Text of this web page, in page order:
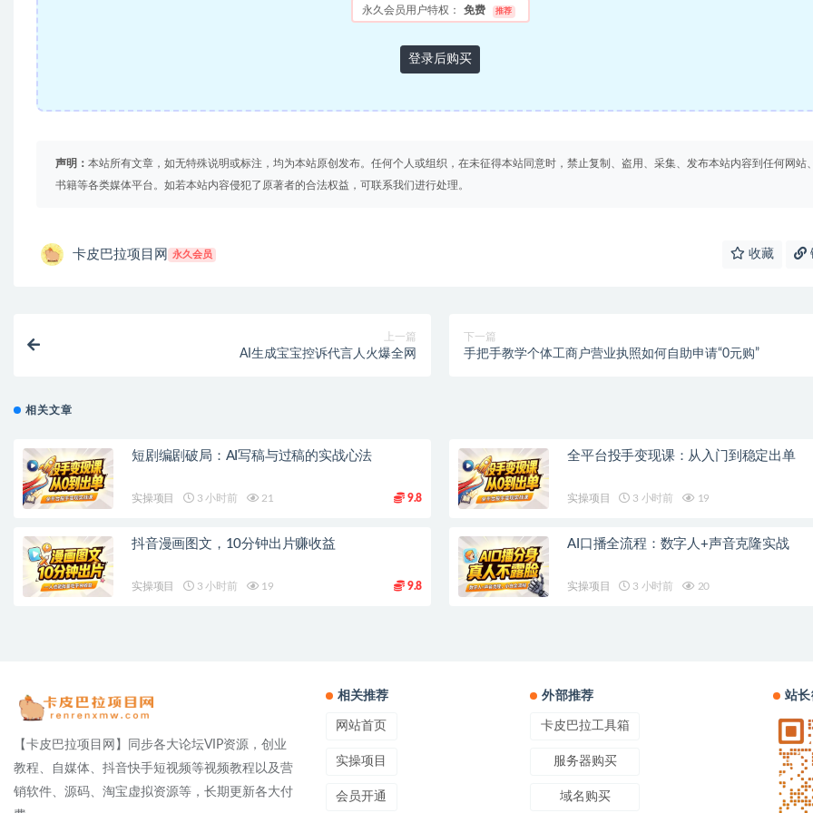
永久会员用户特权： 免费 推荐
登录后购买
声明： 本站所有文章，如无特殊说明或标注，均为本站原创发布。任何个人或组织，在未征得本站同意时，禁止复制、盗用、采集、发布本站内容到任何网站
书籍等各类媒体平台。如若本站内容侵犯了原著者的合法权益，可联系我们进行处理。
卡皮巴拉项目网 永久会员 收藏
上一篇
AI生成宝宝控诉代言人火爆全网
下一篇
手把手教学个体工商户营业执照如何自助申请“0元购”
相关文章
短剧编剧破局：AI写稿与过稿的实战心法
实操项目 3 小时前 21 9.8
全平台投手变现课：从入门到稳定出单
实操项目 3 小时前 19
抖音漫画图文，10分钟出片赚收益
实操项目 3 小时前 19 9.8
AI口播全流程：数字人+声音克隆实战
实操项目 3 小时前 20
【卡皮巴拉项目网】同步各大论坛VIP资源，创业
教程、自媒体、抖音快手短视频等视频教程以及营
销软件、源码、淘宝虚拟资源等，长期更新各大付
相关推荐
网站首页
实操项目
会员开通
外部推荐
卡皮巴拉工具箱
服务器购买
域名购买
站